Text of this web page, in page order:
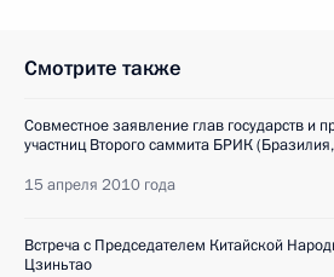
Смотрите также
Совместное заявление глав государств и
участниц Второго саммита БРИК
15 апреля 2010 года
Встреча с Председателем Китайской
Цзиньтао